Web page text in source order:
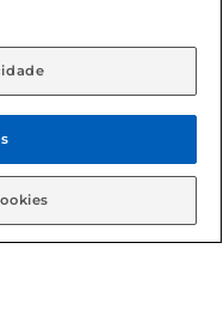
da Criança e do
alterações sem
os direitos